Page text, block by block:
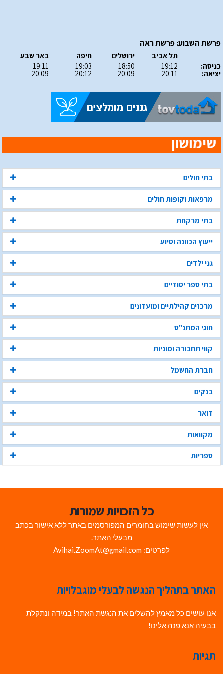
פרשת השבוע: פרשת ראה
כניסה:
יציאה:
תל אביב
19:12
20:11
ירושלים
18:50
20:09
חיפה
19:03
20:12
באר שבע
19:11
20:09
בתי חולים
מרפאות וקופות חולים
בתי מרקחת
ייעוץ הכוונה וסיוע
גני ילדים
בתי ספר יסודיים
מרכזים קהילתיים ומועדונים
חוגי המתנ"ס
קווי תחבורה ומוניות
חברת החשמל
בנקים
דואר
מקוואות
ספריות
כל הזכויות שמורות
אין לעשות שימוש בחומרים המפורסמים באתר ללא אישור בכתב
מבעלי האתר.
לפרטים: Avihai.ZoomAt@gmail.com
האתר בתהליך הנגשה לבעלי מוגבלויות
אנו עושים כל מאמץ להשלים את הנגשת האתר! במידה ונתקלת
בבעיה אנא פנה אלינו!
תגיות